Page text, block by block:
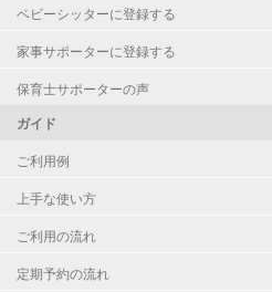
ベビーシッターに登録する
家事サポーターに登録する
保育士サポーターの声
ガイド
ご利用例
上手な使い方
ご利用の流れ
定期予約の流れ